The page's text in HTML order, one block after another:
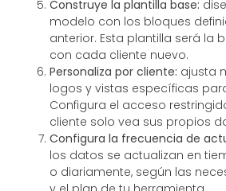
Construye la plantilla base:
modelo con los bloques
anterior. Esta plantilla será la
con cada cliente nuevo.
Personaliza por cliente: ajusta
logos y vistas específicas
Configura el acceso
cliente solo vea sus propios
Configura la frecuencia de
los datos se actualizan en
o diariamente, según las